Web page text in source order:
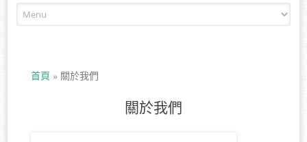
首頁 » 關於我們
關於我們